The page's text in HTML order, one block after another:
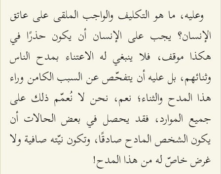
وعليه، ما هو التكليف والواجب الملقى على عاتق
الإنسان؟ يجب على الإنسان أن يكون حذرًا في
هكذا موقف، فلا ينبغي له الاعتناء بمدح الناس
وثنائهم، بل عليه أن يتفحّص عن السبب الكامن وراء
هذا المدح والثناء؛ نعم، نحن لا نُعمّم ذلك على
جميع الموارد، فقد يحصل في بعض الحالات أن
يكون الشخص المادح صادقًا، وتكون نيّته صافية ولا
غرض خاصّ له من هذا المدح!